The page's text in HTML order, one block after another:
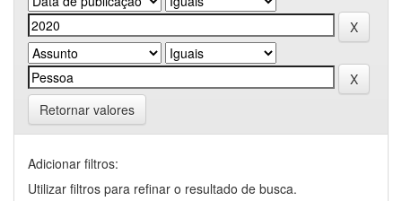
Retornar valores
Adicionar filtros:
Utilizar filtros para refinar o resultado de busca.